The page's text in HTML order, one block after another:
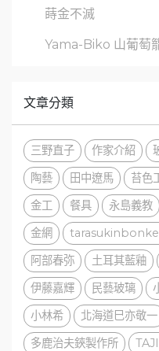
蒔金不滅
Yama-Biko 山葡萄
文章分類
三野直子 作家介紹
陶藝
田中遼馬 苔色
金工
餐具 永島義教
金網
阿部春弥
土耳其藍釉
伊藤嘉輝
民藝玻璃
小林希
北海道巳亦敬一
多鹿治夫鋏製作所